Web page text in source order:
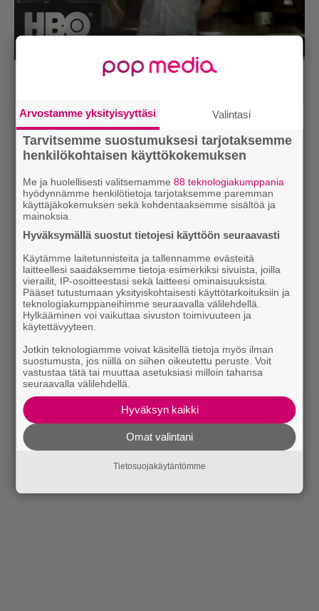
Tilaa Soundin uutiskirje ja tiedät mistä
uutiset ja puheenaiheet suoraan sähköpostiin tästä.
Arvostamme yksityisyyttäsi Valintasi
Tarvitsemme suostumuksesi tarjotaksemme
henkilökohtaisen käyttökokemuksen
Me ja huolellisesti valitsemamme88 teknologiakumppania
hyödynnämme henkilötietoja tarjotaksemme paremman
käyttäjäkokemuksen sekä kohdentaaksemme sisältöä ja
mainoksia.
Hyväksymällä suostut tietojesi käyttöön seuraavasti
Käytämme laitetunnisteita ja tallennamme evästeitä
laitteellesi saadaksemme tietoja esimerkiksi sivuista, joilla
vierailit, IP-osoitteestasi sekä laitteesi ominaisuuksista.
Pääset tutustumaan yksityiskohtaisesti käyttötarkoituksiin ja
teknologiakumppaneihimme seuraavalla välilehdellä.
Hylkääminen voi vaikuttaa sivuston toimivuuteen ja
käytettävyyteen.
Jotkin teknologiamme voivat käsitellä tietoja myös ilman
suostumusta, jos niillä on siihen oikeutettu peruste. Voit
vastustaa tätä tai muuttaa asetuksiasi milloin tahansa
seuraavalla välilehdellä.
Hyväksyn kaikki
Omat valintani
Tietosuojakäytäntömme